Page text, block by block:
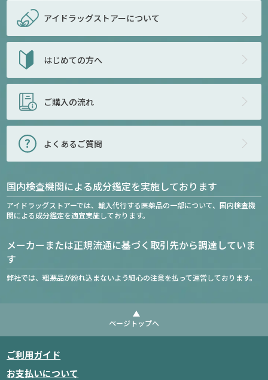
アイドラッグストアーについて
はじめての方へ
ご購入の流れ
よくあるご質問
国内検査機関による成分鑑定を実施しております
アイドラッグストアーでは、輸入代行する医薬品の一部について、国内検査機
関による成分鑑定を適宜実施しております。
メーカーまたは正規流通に基づく取引先から調達していま
す
弊社では、粗悪品が紛れ込まないよう細心の注意を払って運営しております。
ページトップへ
ご利用ガイド
お支払いについて